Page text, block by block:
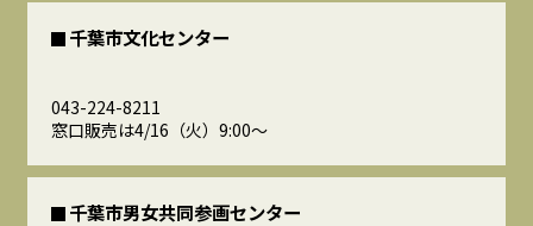
千葉市文化センター
043-224-8211
窓口販売は4/16（火）9:00～
千葉市男女共同参画センター